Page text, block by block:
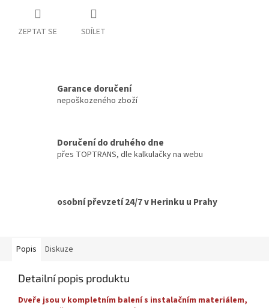
ZEPTAT SE SDÍLET
Garance doručení
nepoškozeného zboží
Doručení do druhého dne
přes TOPTRANS, dle kalkulačky na webu
osobní převzetí 24/7 v Herinku u Prahy
Popis Diskuze
Detailní popis produktu
Dveře jsou v kompletním balení s instalačním materiálem,